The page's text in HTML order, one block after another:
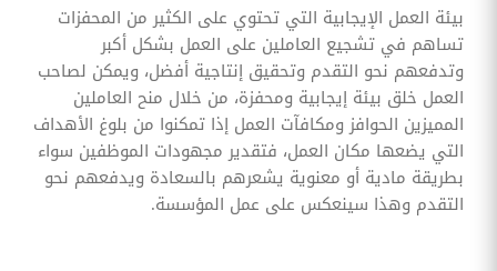
بيئة العمل الإيجابية التي تحتوي على الكثير من المحفزات
تساهم في تشجيع العاملين على العمل بشكل أكبر
وتدفعهم نحو التقدم وتحقيق إنتاجية أفضل، ويمكن لصاحب
العمل خلق بيئة إيجابية ومحفزة، من خلال منح العاملين
المميزين الحوافز ومكافآت العمل إذا تمكنوا من بلوغ الأهداف
التي يضعها مكان العمل، فتقدير مجهودات الموظفين سواء
بطريقة مادية أو معنوية يشعرهم بالسعادة ويدفعهم نحو
التقدم وهذا سينعكس على عمل المؤسسة.